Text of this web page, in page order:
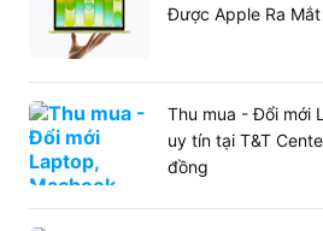
Được Apple Ra Mắt
Thu mua - Đổi mới
uy tín tại T&T
đồng